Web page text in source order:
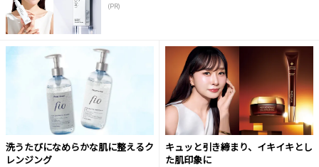
(PR)
洗うたびになめらかな肌に整えるク
レンジング
キュッと引き締まり、イキイキとし
た肌印象に